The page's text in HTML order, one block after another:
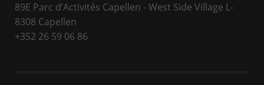
89E Parc d’Activités Capellen - West Side Village L-
8308 Capellen
+352 26 59 06 86